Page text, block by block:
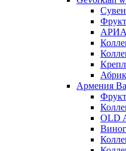
Армения
OLD